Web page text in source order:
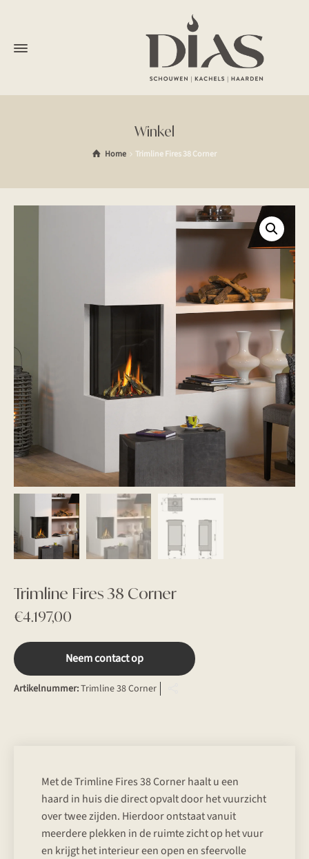
Winkel
Home Trimline Fires 38 Corner
Trimline Fires 38 Corner
€4.197,00
Neem contact op
Artikelnummer:Trimline 38 Corner
Met de Trimline Fires 38 Corner haalt u een
haard in huis die direct opvalt door het vuurzicht
over twee zijden. Hierdoor ontstaat vanuit
meerdere plekken in de ruimte zicht op het vuur
en krijgt het interieur een open en sfeervolle